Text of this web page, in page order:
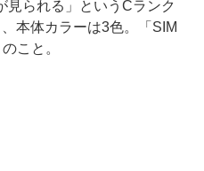
見られる」というCランク
本体カラーは3色。「SIM
こと。